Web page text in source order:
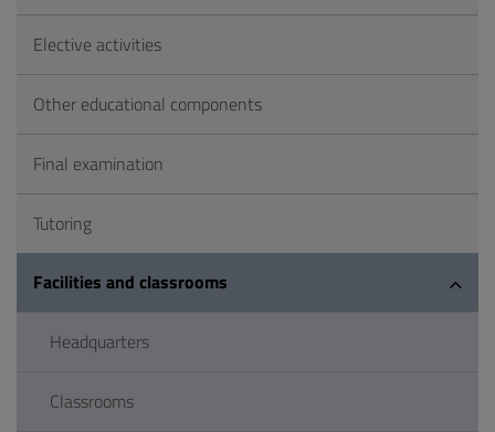
Elective activities
Other educational components
Final examination
Tutoring
Facilities and classrooms
Headquarters
Classrooms